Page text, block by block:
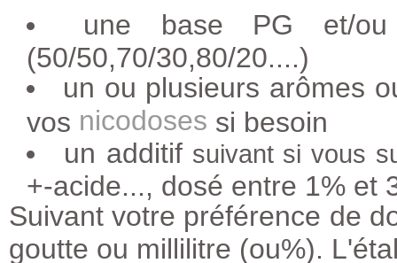
une base PG et/ou
(50/50,70/30,80/20....)
un ou plusieurs arômes
vos nicodoses si besoin
un additifsuivant si vous
+-acide..., dosé entre 1% et
Suivant votre préférence de
goutte ou millilitre (ou%).